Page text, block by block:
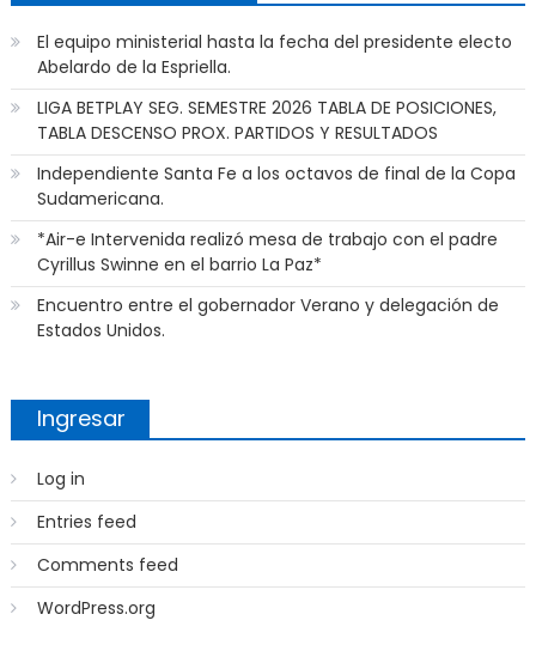
El equipo ministerial hasta la fecha del presidente electo
Abelardo de la Espriella.
LIGA BETPLAY SEG. SEMESTRE 2026 TABLA DE POSICIONES,
TABLA DESCENSO PROX. PARTIDOS Y RESULTADOS
Independiente Santa Fe a los octavos de final de la Copa
Sudamericana.
*Air-e Intervenida realizó mesa de trabajo con el padre
Cyrillus Swinne en el barrio La Paz*
Encuentro entre el gobernador Verano y delegación de
Estados Unidos.
Ingresar
Log in
Entries feed
Comments feed
WordPress.org